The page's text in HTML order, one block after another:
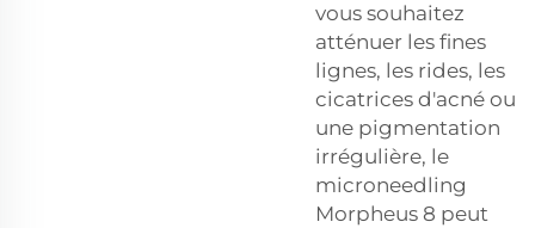
vous souhaitez
atténuer les fines
lignes, les rides, les
cicatrices d'acné ou
une pigmentation
irrégulière, le
microneedling
Morpheus 8 peut